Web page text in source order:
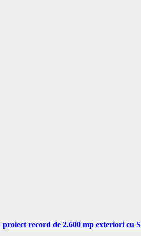
record de 2.600 mp exteriori cu